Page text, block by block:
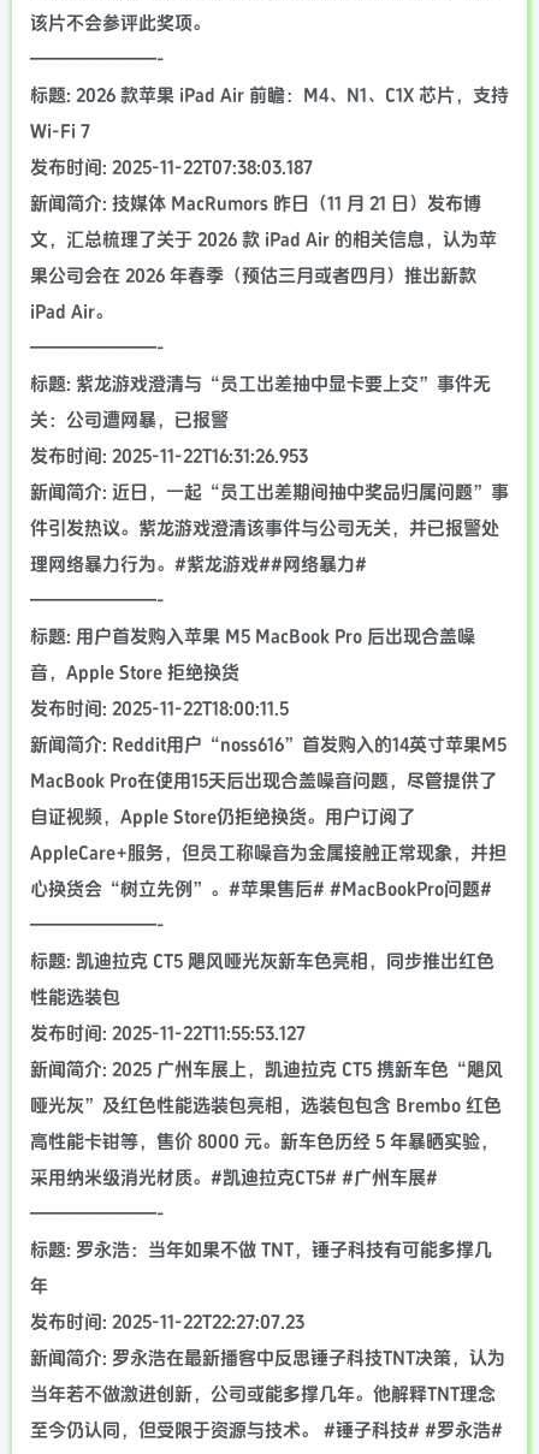
该片不会参评此奖项。
———————-
标题: 2026 款苹果 iPad Air 前瞻：M4、N1、C1X 芯片，支持
Wi-Fi 7
发布时间: 2025-11-22T07:38:03.187
新闻简介: 技媒体 MacRumors 昨日（11 月 21 日）发布博
文，汇总梳理了关于 2026 款 iPad Air 的相关信息，认为苹
果公司会在 2026 年春季（预估三月或者四月）推出新款
iPad Air。
———————-
标题: 紫龙游戏澄清与“员工出差抽中显卡要上交”事件无
关：公司遭网暴，已报警
发布时间: 2025-11-22T16:31:26.953
新闻简介: 近日，一起“员工出差期间抽中奖品归属问题”事
件引发热议。紫龙游戏澄清该事件与公司无关，并已报警处
理网络暴力行为。#紫龙游戏##网络暴力#
———————-
标题: 用户首发购入苹果 M5 MacBook Pro 后出现合盖噪
音，Apple Store 拒绝换货
发布时间: 2025-11-22T18:00:11.5
新闻简介: Reddit用户“noss616”首发购入的14英寸苹果M5
MacBook Pro在使用15天后出现合盖噪音问题，尽管提供了
自证视频，Apple Store仍拒绝换货。用户订阅了
AppleCare+服务，但员工称噪音为金属接触正常现象，并担
心换货会“树立先例”。#苹果售后# #MacBookPro问题#
———————-
标题: 凯迪拉克 CT5 飓风哑光灰新车色亮相，同步推出红色
性能选装包
发布时间: 2025-11-22T11:55:53.127
新闻简介: 2025 广州车展上，凯迪拉克 CT5 携新车色“飓风
哑光灰”及红色性能选装包亮相，选装包包含 Brembo 红色
高性能卡钳等，售价 8000 元。新车色历经 5 年暴晒实验，
采用纳米级消光材质。#凯迪拉克CT5# #广州车展#
———————-
标题: 罗永浩：当年如果不做 TNT，锤子科技有可能多撑几
年
发布时间: 2025-11-22T22:27:07.23
新闻简介: 罗永浩在最新播客中反思锤子科技TNT决策，认为
当年若不做激进创新，公司或能多撑几年。他解释TNT理念
至今仍认同，但受限于资源与技术。 #锤子科技# #罗永浩#